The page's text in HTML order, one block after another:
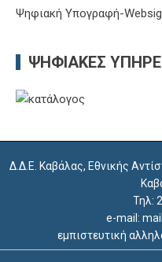
Ψηφιακή Υπογραφή-
ΨΗΦΙΑΚΈΣ
Δ.Δ.Ε. Καβάλας, Εθνικής
Τηλ:
e-mail:
εμπιστευτική